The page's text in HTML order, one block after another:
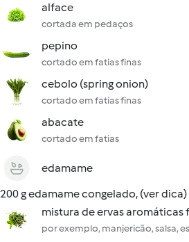
alface
cortada em pedaços
pepino
cortado em fatias finas
cebolo (spring onion)
cortado em fatias finas
abacate
cortado em fatias
edamame
200 g edamame congelado, (ver dica)
mistura de ervas aromáticas
por exemplo, manjericão, salsa,